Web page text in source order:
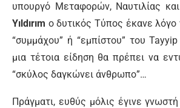
υπουργό Μεταφορών, Ναυτιλίας
Yıldırım ο δυτικός Τύπος έκανε λόγο
“συμμάχου” ή “εμπίστου” του
μια τέτοια είδηση θα πρέπει να
“σκύλος δαγκώνει άνθρωπο”…
Πράγματι, ευθύς μόλις έγινε